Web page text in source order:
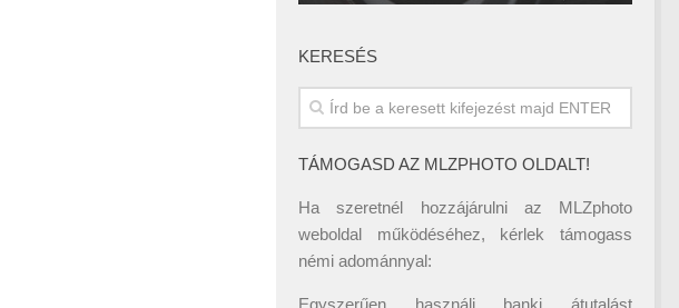
KERESÉS
TÁMOGASD AZ MLZPHOTO OLDALT!
Ha szeretnél hozzájárulni az MLZphoto
weboldal működéséhez, kérlek támogass
némi adománnyal:
Egyszerűen használj banki átutalást